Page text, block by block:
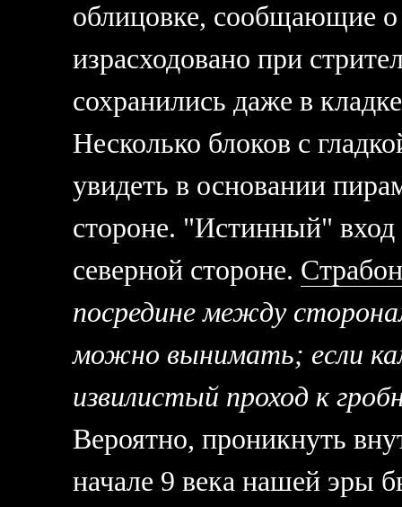
облицовке, сообщающие о
израсходовано при
сохранились даже в
Несколько блоков с
увидеть в основании
стороне. "Истинный" вход
северной стороне.
посредине между
можно вынимать; если
извилистый проход к
Вероятно, проникнуть
начале 9 века нашей эры